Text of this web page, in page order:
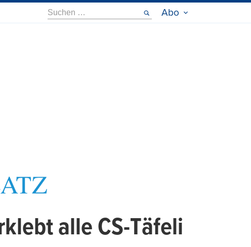
Suche
nach:
Abo
alle CS-Täfeli